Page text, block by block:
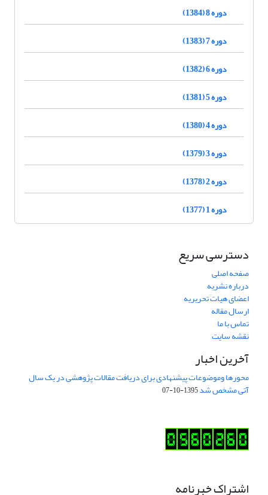
دوره 8 (1384)
دوره 7 (1383)
دوره 6 (1382)
دوره 5 (1381)
دوره 4 (1380)
دوره 3 (1379)
دوره 2 (1378)
دوره 1 (1377)
دسترسی سریع
صفحه اصلی
درباره نشریه
اعضای هیات تحریریه
ارسال مقاله
تماس با ما
نقشه سایت
آخرین اخبار
محورها وموضوعات پیشنهادی برای دریافت مقالات پژوهشی در یک سال
آتی مشخص شد1395-10-07
اشتراک خبرنامه